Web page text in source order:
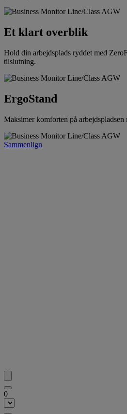
Et klart overblik
Hold din arbejdsplads ryddet med
tilslutning.
ErgoStand
Maksimer komforten på arbejdspladsen
Sammenlign
0